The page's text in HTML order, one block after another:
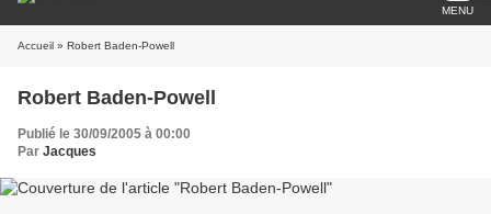
MENU
Accueil » Robert Baden-Powell
Robert Baden-Powell
Publié le 30/09/2005 à 00:00
Par Jacques